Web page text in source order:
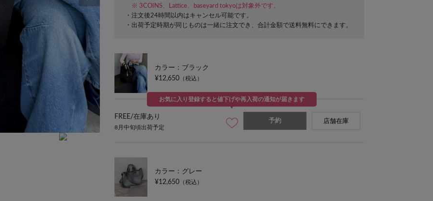
※ 3COINS、Lattice、baseyard tokyoは対象外です。
・注文後24時間以内はキャンセル可能です。
・出荷予定時期が同じものは一緒に注文でき、合計金額で送料無料にできます。
カラー：ブラック
¥12,650 （税込）
FREE/在庫あり
8月中旬頃出荷予定
お気に入り登録すると値下げや再入荷の通知が届きます
予約 店舗在庫
カラー：グレー
¥12,650 （税込）